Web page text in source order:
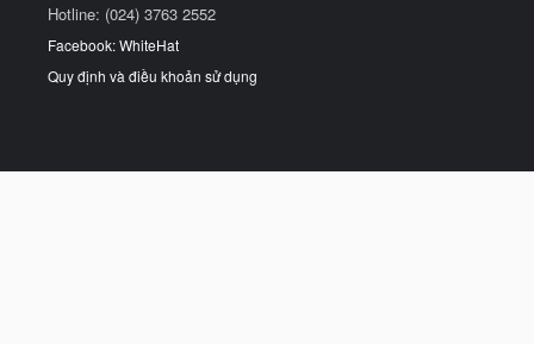
Hotline: (024) 3763 2552
Facebook: WhiteHat
Quy định và điều khoản sử dụng